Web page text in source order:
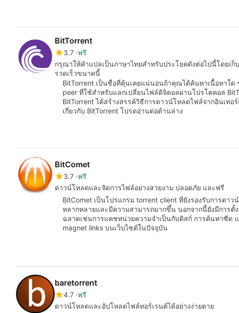
BitTorrent
3.7 ฟรี
กรุณาให้คำแปลเป็นภาษาไทยสำหรับประโยคดังต่อไปนี้โดยเก็
รวดเร็วขนาดนี้
BitTorrent เป็นชื่อที่คุ้นเคยแน่นอนถ้าคุณได้ค้นหาเนื้อหาใด
peer ที่ใช้สำหรับแลกเปลี่ยนไฟล์ดิจิตอลผ่านโปรโตคอล
BitTorrent ได้สร้างสรรค์วิธีการดาวน์โหลดไฟล์จากอินเท
เกี่ยวกับ BitTorrent โปรดอ่านต่อด้านล่าง
BitComet
3.7 ฟรี
ดาวน์โหลดและจัดการไฟล์อย่างสวยงาม ปลอดภัย และฟรี
BitComet เป็นโปรแกรม torrent client ที่ยังรองรับการดา
หลากหลายและมีความสามารถมากขึ้น นอกจากนี้ยังมีการตั้
ฉลาดเช่นการแคชหน่วยความจำเป็นกับดิสก์ การค้นหาซีด
magnet links บนเว็บไซต์ในปัจจุบัน
baretorrent
4.7 ฟรี
ดาวน์โหลดและอัปโหลดไฟล์ทอร์เรนต์ได้อย่างง่ายดาย